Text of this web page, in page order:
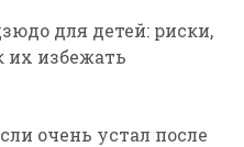
для детей: риски,
их избежать
очень устал после